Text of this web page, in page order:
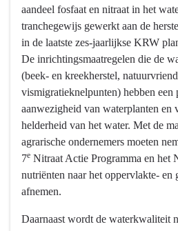
bereiken?
Schoon
Water
aandeel fosfaat en nitraat in het
tranchegewijs gewerkt aan de
in de laatste zes-jaarlijkse KRW
De inrichtingsmaatregelen die de
(beek- en kreekherstel,
vismigratieknelpunten) hebben een
aanwezigheid van waterplanten en
helderheid van het water. Met de
agrarische ondernemers moeten
7e Nitraat Actie Programma en het
nutriënten naar het oppervlakte- en
afnemen.
Daarnaast wordt de waterkwaliteit